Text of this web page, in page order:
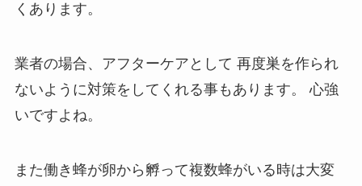
くあります。
業者の場合、アフターケアとして 再度巣を作られ
ないように対策をしてくれる事もあります。
心強
いですよね。
また働き蜂が卵から孵って複数蜂がいる時は大変